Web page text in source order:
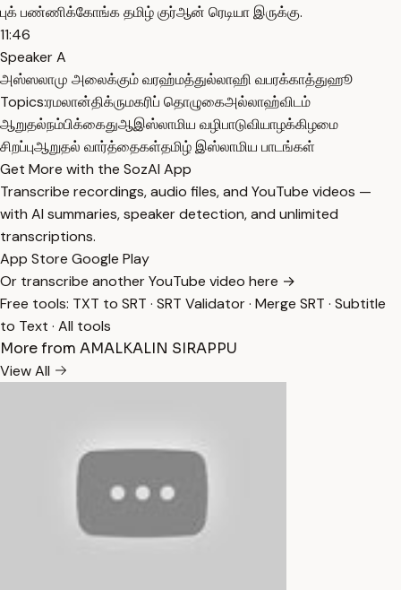
புக் பண்ணிக்கோங்க தமிழ் குர்ஆன் ரெடியா இருக்கு.
11:46
Speaker A
அஸ்ஸலாமு அலைக்கும் வரஹ்மத்துல்லாஹி வபரக்காத்துஹூ
Topics:ரமலான்திக்ருமகரிப் தொழுகைஅல்லாஹ்விடம்
ஆறுதல்நம்பிக்கைதுஆஇஸ்லாமிய வழிபாடுவியாழக்கிழமை
சிறப்புஆறுதல் வார்த்தைகள்தமிழ் இஸ்லாமிய பாடங்கள்
Get More with the SozAI App
Transcribe recordings, audio files, and YouTube videos —
with AI summaries, speaker detection, and unlimited
transcriptions.
App Store Google Play
Or transcribe another YouTube video here →
Free tools: TXT to SRT · SRT Validator· Merge SRT · Subtitle
to Text · All tools
More from AMALKALIN SIRAPPU
View All